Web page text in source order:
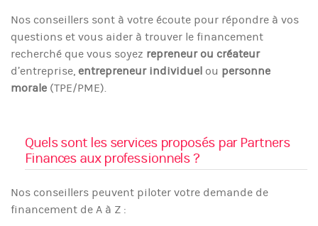
Nos conseillers sont à votre écoute pour répondre à vos
questions et vous aider à trouver le financement
recherché que vous soyez repreneur ou créateur
d’entreprise, entrepreneur individuel ou personne
morale (TPE/PME).
Quels sont les services proposés par Partners
Finances aux professionnels ?
Nos conseillers peuvent piloter votre demande de
financement de A à Z :